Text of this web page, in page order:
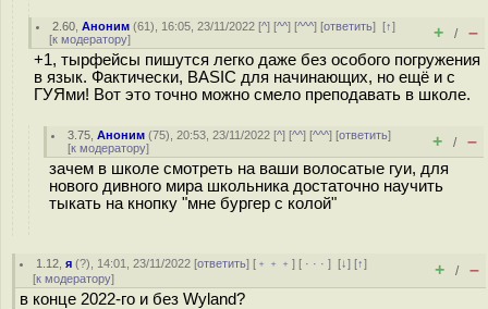
2.60 ,Аноним (61), 16:05, 23/11/2022 [^] [^^] [^^^] [ответить][↑]
[к модератору] + / –
+1, тырфейсы пишутся легко даже без особого погружения
в язык. Фактически, BASIC для начинающих, но ещё и с
ГУЯми! Вот это точно можно смело преподавать в школе.
3.75 ,Аноним (75), 20:53, 23/11/2022 [^] [^^] [^^^] [ответить]
[к модератору] + / –
зачем в школе смотреть на ваши волосатые гуи, для
нового дивного мира школьника достаточно научить
тыкать на кнопку "мне бургер с колой"
1.12 ,я (?), 14:01, 23/11/2022 [ответить] [ ﹢﹢﹢] [ · · ·][↓] [↑]
[к модератору] + / –
в конце 2022-го и без Wyland?